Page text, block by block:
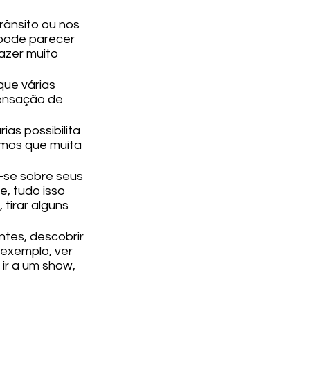
ou nos
parecer
muito
várias
de
possibilita
que muita
sobre seus
tudo isso
tirar alguns
descobrir
ver
a um show,